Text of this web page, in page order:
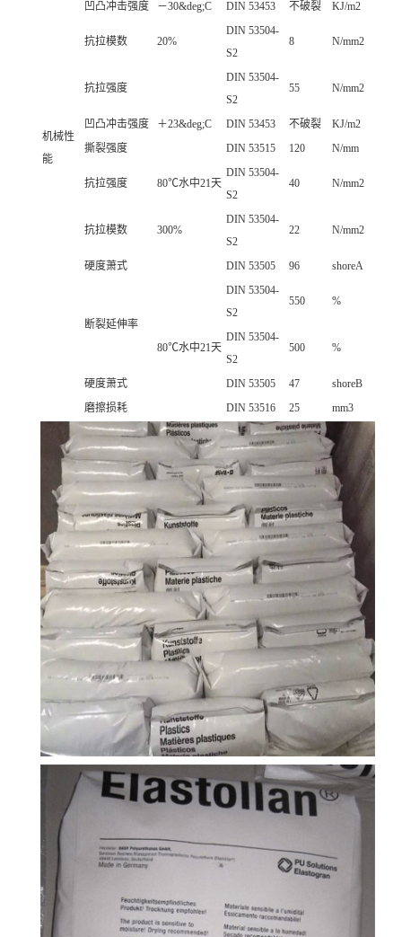
机械性
能
凹凸冲击强度 －30&deg;C DIN 53453 不破裂 KJ/m2
抗拉模数 20%
DIN 53504-
S2
8 N/mm2
抗拉强度
DIN 53504-
S2
55 N/mm2
凹凸冲击强度 ＋23&deg;C DIN 53453 不破裂
KJ/m2
撕裂强度
DIN 53515 120 N/mm
抗拉强度 80℃水中21天
DIN 53504-
S2
40 N/mm2
抗拉模数 300%
DIN 53504-
S2
22 N/mm2
硬度萧式 DIN 53505 96 shoreA
断裂延伸率
DIN 53504-
S2
550 %
80℃水中21天
DIN 53504-
S2
500 %
硬度萧式 DIN 53505 47
shoreB
磨擦损耗
DIN 53516 25 mm3